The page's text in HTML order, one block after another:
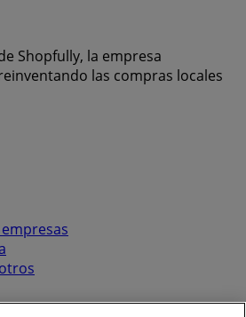
Shopfully, la empresa
las compras locales